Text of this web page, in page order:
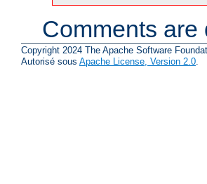
Comments are
Copyright 2024 The Apache Software
Autorisé sous Apache License, Version 2.0.